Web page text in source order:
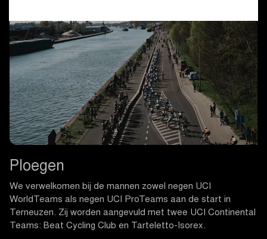
Ploegen
We verwelkomen bij de mannen zowel negen UCI
WorldTeams als negen UCI ProTeams aan de start in
Terneuzen. Zij worden aangevuld met twee UCI Continental
Teams: Beat Cycling Club en Tarteletto-Isorex.